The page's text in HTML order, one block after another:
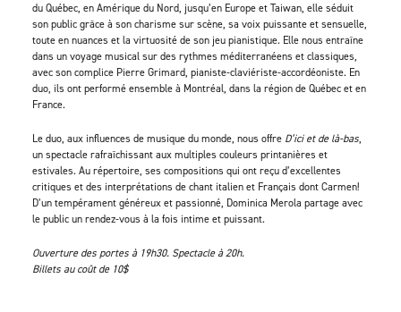
du Québec, en Amérique du Nord, jusqu’en Europe et Taiwan, elle séduit
son public grâce à son charisme sur scène, sa voix puissante et sensuelle,
toute en nuances et la virtuosité de son jeu pianistique. Elle nous entraîne
dans un voyage musical sur des rythmes méditerranéens et classiques,
avec son complice Pierre Grimard, pianiste-claviériste-accordéoniste. En
duo, ils ont performé ensemble à Montréal, dans la région de Québec et en
France.
Le duo, aux influences de musique du monde, nous offre D’ici et de là-bas,
un spectacle rafraîchissant aux multiples couleurs printanières et
estivales. Au répertoire, ses compositions qui ont reçu d’excellentes
critiques et des interprétations de chant italien et Français dont Carmen!
D’un tempérament généreux et passionné, Dominica Merola partage avec
le public un rendez-vous à la fois intime et puissant.
Ouverture des portes à 19h30. Spectacle à 20h.
Billets au coût de 10$